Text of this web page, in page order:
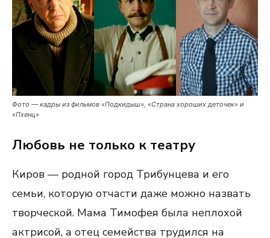
Фото — кадры из фильмов «Подкидыш», «Страна хороших деточек» и
«Пхенц»
Любовь не только к театру
Киров — родной город Трибунцева и его
семьи, которую отчасти даже можно назвать
творческой. Мама Тимофея была неплохой
актрисой, а отец семейства трудился на